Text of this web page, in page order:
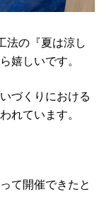
法の『夏は涼し
嬉しいです。
づくりにおける
れています。
て開催できたと